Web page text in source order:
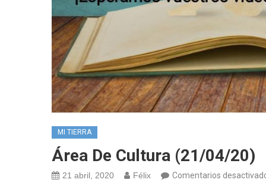
MI TIERRA
Área De Cultura (21/04/20)
21 abril, 2020 Félix Comentarios